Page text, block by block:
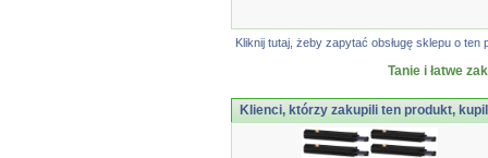
Kliknij tutaj, żeby zapytać obsługę sklepu o
Tanie i łatwe
Klienci, którzy zakupili ten produkt,